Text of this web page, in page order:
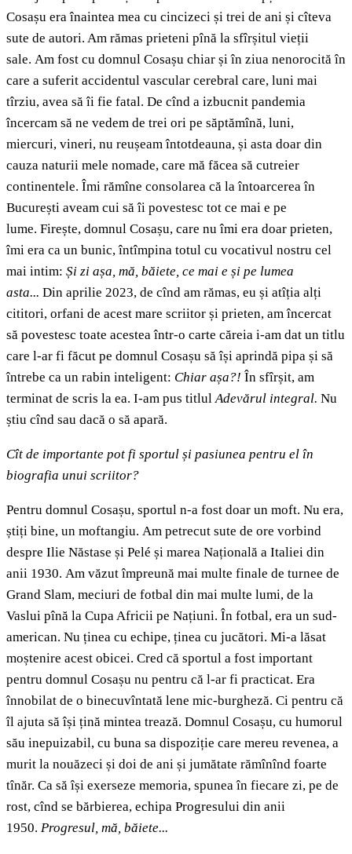
Cosașu era înaintea mea cu cincizeci și trei de ani și cîteva
sute de autori. Am rămas prieteni pînă la sfîrșitul vieții
sale. Am fost cu domnul Cosașu chiar și în ziua nenorocită în
care a suferit accidentul vascular cerebral care, luni mai
tîrziu, avea să îi fie fatal. De cînd a izbucnit pandemia
încercam să ne vedem de trei ori pe săptămînă, luni,
miercuri, vineri, nu reușeam întotdeauna, și asta doar din
cauza naturii mele nomade, care mă făcea să cutreier
continentele. Îmi rămîne consolarea că la întoarcerea în
București aveam cui să îi povestesc tot ce mai e pe
lume. Firește, domnul Cosașu, care nu îmi era doar prieten,
îmi era ca un bunic, întîmpina totul cu vocativul nostru cel
mai intim: Și zi așa, mă, băiete, ce mai e și pe lumea
asta... Din aprilie 2023, de cînd am rămas, eu și atîția alți
cititori, orfani de acest mare scriitor și prieten, am încercat
să povestesc toate acestea într-o carte căreia i-am dat un titlu
care l-ar fi făcut pe domnul Cosașu să își aprindă pipa și să
întrebe ca un rabin inteligent: Chiar așa?! În sfîrșit, am
terminat de scris la ea. I-am pus titlulAdevărul integral. Nu
știu cînd sau dacă o să apară.
Cît de importante pot fi sportul și pasiunea pentru el în
biografia unui scriitor?
Pentru domnul Cosașu, sportul n-a fost doar un moft. Nu era,
știți bine, un moftangiu. Am petrecut sute de ore vorbind
despre Ilie Năstase și Pelé și marea Națională a Italiei din
anii 1930. Am văzut împreună mai multe finale de turnee de
Grand Slam, meciuri de fotbal din mai multe lumi, de la
Vaslui pînă la Cupa Africii pe Națiuni. În fotbal, era un sud-
american. Nu ținea cu echipe, ținea cu jucători. Mi-a lăsat
moștenire acest obicei. Cred că sportul a fost important
pentru domnul Cosașu nu pentru că l-ar fi practicat. Era
înnobilat de o binecuvîntată lene mic-burgheză. Ci pentru că
îl ajuta să își țină mintea trează. Domnul Cosașu, cu humorul
său inepuizabil, cu buna sa dispoziție care mereu revenea, a
murit la nouăzeci și doi de ani și jumătate rămînînd foarte
tînăr. Ca să își exerseze memoria, spunea în fiecare zi, pe de
rost, cînd se bărbierea, echipa Progresului din anii
1950. Progresul, mă, băiete...